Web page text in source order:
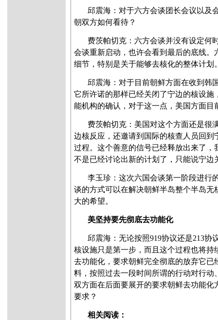
邱震海：对于六方会谈团长会议以及
朝双方如何看待？
费茨帕切克：六方会谈并没有设定何
会谈重新启动，也许会看到最后的底线。
细节，特别是关于能够去核化的整体计划
邱震海：对于目前朝鲜方面在收到韩
它所许诺的那样已经关闭了宁边的核设施
能机构的确认，对于这一点，美国方面目
费茨帕切克：美国对这个方面还是很
边核反应，还邀请到国际的核查人员回到
过程。这个善意的信号已经释放出来了，
不是已经讨论出新的计划了，只能说宁边
李玉珍：这次六国会谈第一阶段进行
谈的方式可以在解决朝鲜半岛整个半岛无
大的希望。
美坚持要先彻底去功能化
邱震海：无论按照919协议还是213协
核设施只是第一步，而且这个过程也将持
去功能化，要求朝鲜完全彻底的放弃它已
料，按照过去一段时间所谓的行动对行动
双方面在后面要展开的要求朝鲜去功能化
要求？
相关阅读：